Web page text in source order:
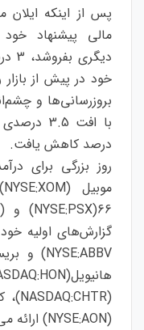
پس از اینکه
خود در پیش از
بروزرسانی‌ها و
درصد کاهش یافت.
روز بزرگی برای
گزارش‌های اولیه
(NYSE:AON) ارائه می دهند.